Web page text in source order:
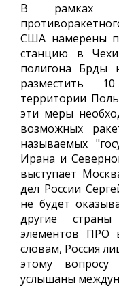
В рамках
США намерены
станцию в
полигона Брды
разместить
территории
эти меры
возможных
называемых
Ирана и
выступает
дел России
не будет
другие
элементов ПРО
словам, Россия
этому
услышаны